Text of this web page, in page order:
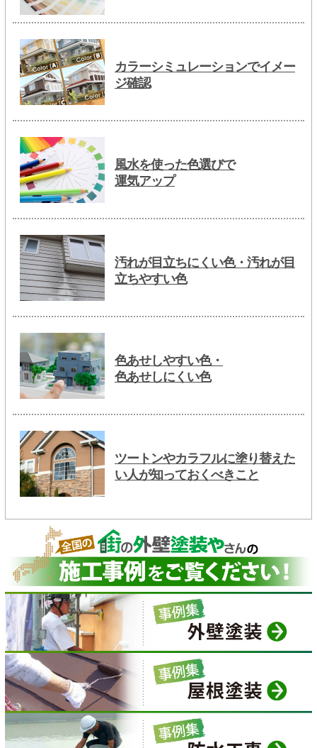
カラーシミュレーションでイメー
ジ確認
風水を使った色選びで
運気アップ
汚れが目立ちにくい色・汚れが目
立ちやすい色
色あせしやすい色・
色あせしにくい色
ツートンやカラフルに塗り替えた
い人が知っておくべきこと